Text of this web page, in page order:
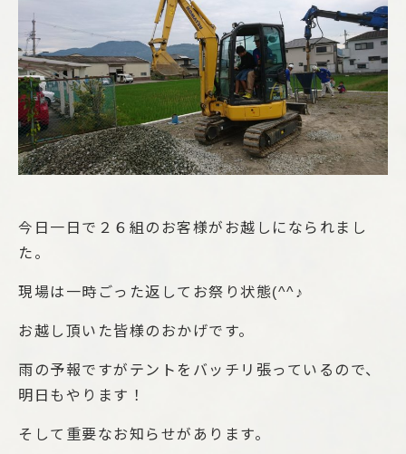
今日一日で２６組のお客様がお越しになられまし
た。
現場は一時ごった返してお祭り状態(^^♪
お越し頂いた皆様のおかげです。
雨の予報ですがテントをバッチリ張っているので、
明日もやります！
そして重要なお知らせがあります。